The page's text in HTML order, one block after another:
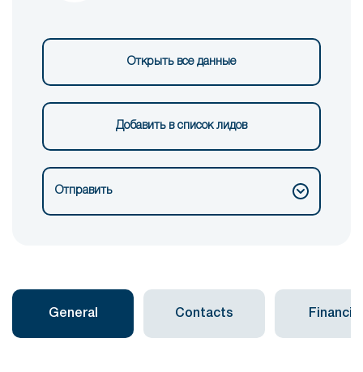
Открыть все данные
Добавить в список лидов
Отправить
General Contacts Financial